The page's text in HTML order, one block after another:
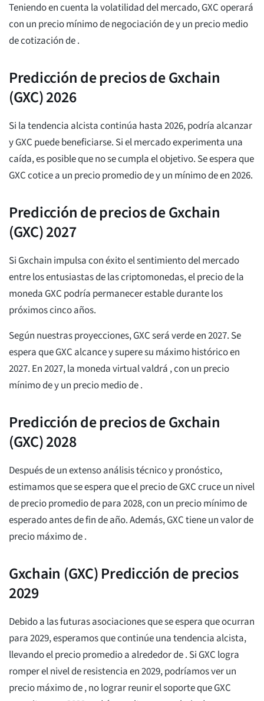
Teniendo en cuenta la volatilidad del mercado, GXC operará
con un precio mínimo de negociación dey un precio medio
de cotización de.
Predicción de precios de Gxchain
(GXC) 2026
Si la tendencia alcista continúa hasta 2026, podría alcanzar
y GXC puede beneficiarse. Si el mercado experimenta una
caída, es posible que no se cumpla el objetivo. Se espera que
GXC cotice a un precio promedio dey un mínimo deen 2026.
Predicción de precios de Gxchain
(GXC) 2027
Si Gxchain impulsa con éxito el sentimiento del mercado
entre los entusiastas de las criptomonedas, el precio de la
moneda GXC podría permanecer estable durante los
próximos cinco años.
Según nuestras proyecciones, GXC será verde en 2027. Se
espera que GXC alcance y supere su máximo histórico en
2027. En 2027, la moneda virtual valdrá , con un precio
mínimo dey un precio medio de.
Predicción de precios de Gxchain
(GXC) 2028
Después de un extenso análisis técnico y pronóstico,
estimamos que se espera que el precio de GXC cruce un nivel
de precio promedio depara 2028, con un precio mínimo de
esperado antes de fin de año. Además, GXC tiene un valor de
precio máximo de.
Gxchain (GXC) Predicción de precios
2029
Debido a las futuras asociaciones que se espera que ocurran
para 2029, esperamos que continúe una tendencia alcista,
llevando el precio promedio a alrededor de. Si GXC logra
romper el nivel de resistencia en 2029, podríamos ver un
precio máximo de, no lograr reunir el soporte que GXC